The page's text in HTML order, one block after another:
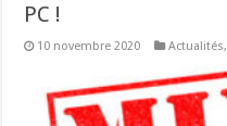
PC !
10 novembre 2020 Actualités,